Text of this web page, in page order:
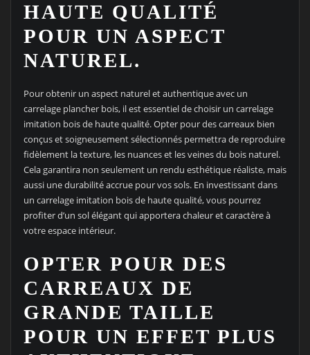
HAUTE QUALITÉ
POUR UN ASPECT
NATUREL.
Pour obtenir un aspect naturel et authentique avec un
carrelage plancher bois, il est essentiel de choisir un carrelage
imitation bois de haute qualité. Opter pour des carreaux bien
conçus et soigneusement sélectionnés permettra de reproduire
fidèlement la texture, les nuances et les veines du bois naturel.
Cela garantira non seulement un rendu esthétique réaliste, mais
aussi une durabilité accrue pour vos sols. En investissant dans
un carrelage imitation bois de haute qualité, vous pourrez
profiter d’un sol élégant qui apportera chaleur et caractère à
votre espace intérieur.
OPTER POUR DES
CARREAUX DE
GRANDE TAILLE
POUR UN EFFET PLUS